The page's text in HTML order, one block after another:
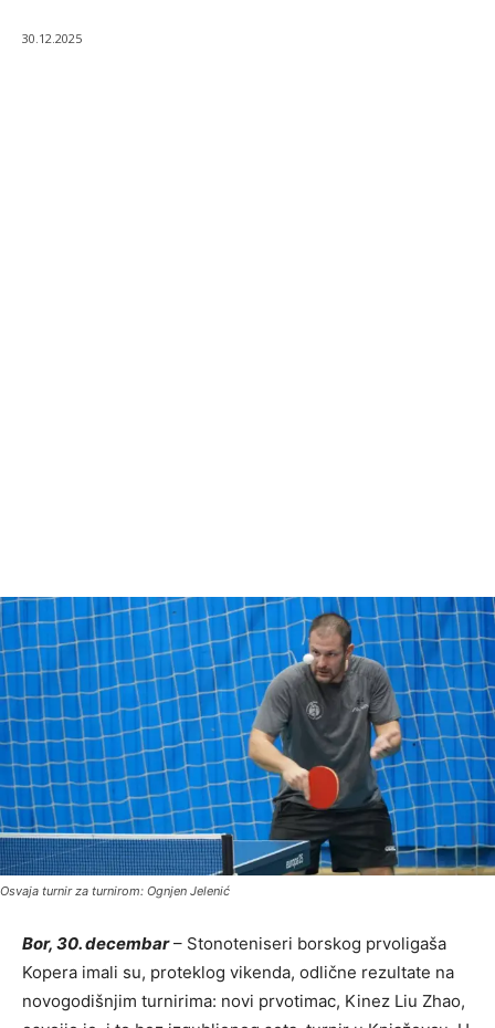
30.12.2025
Osvaja turnir za turnirom: Ognjen Jelenić
Bor, 30. decembar– Stonoteniseri borskog prvoligaša
Kopera imali su, proteklog vikenda, odlične rezultate na
novogodišnjim turnirima: novi prvotimac, Kinez Liu Zhao,